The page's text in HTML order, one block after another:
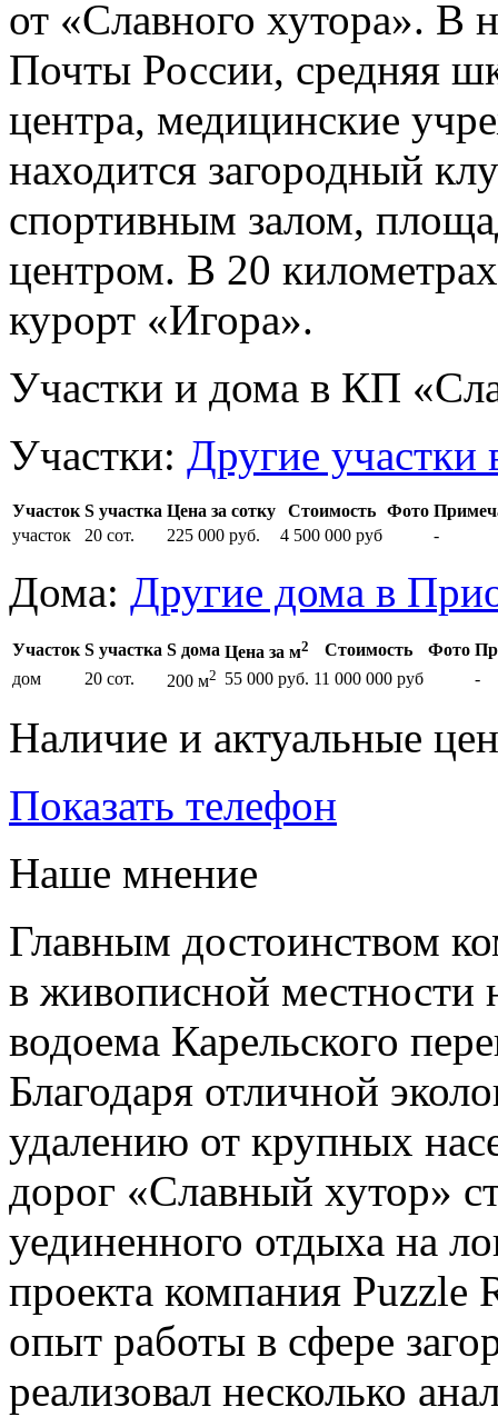
от «Славного хутора». В
Почты России, средняя
центра, медицинские
находится загородный
спортивным залом,
центром. В 20
курорт «Игора».
Участки и дома в КП
Участки: Другие участки
Участок S участка Цена за сотку Стоимость Фото
участок
20 сот. 225 000 руб. 4 500 000 руб -
Дома: Другие дома в
Участок S участка S дома Цена за м2 Стоимость Фото
дом
20 сот. 200 м2 55 000 руб. 11 000 000 руб -
Наличие и актуальные
Показать телефон
Наше мнение
Главным достоинством
в живописной местности
водоема Карельского
Благодаря отличной
удалению от крупных
дорог «Славный хутор»
уединенного отдыха на
проекта компания
опыт работы в сфере
реализовал несколько